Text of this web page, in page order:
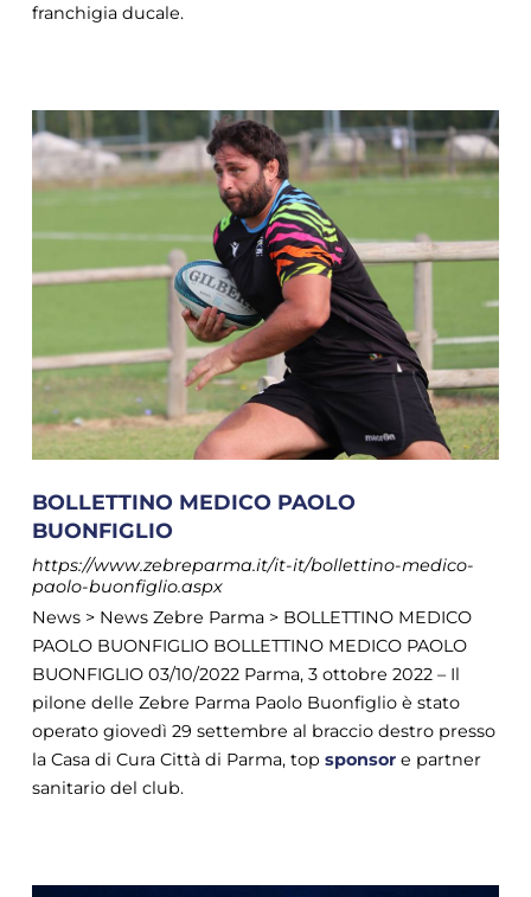
franchigia ducale.
BOLLETTINO MEDICO PAOLO
BUONFIGLIO
https://www.zebreparma.it/it-it/bollettino-medico-
paolo-buonfiglio.aspx
News > News Zebre Parma > BOLLETTINO MEDICO
PAOLO BUONFIGLIO BOLLETTINO MEDICO PAOLO
BUONFIGLIO 03/10/2022 Parma, 3 ottobre 2022 – Il
pilone delle Zebre Parma Paolo Buonfiglio è stato
operato giovedì 29 settembre al braccio destro presso
la Casa di Cura Città di Parma, top sponsore partner
sanitario del club.